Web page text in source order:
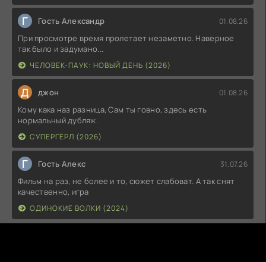
Г Гость Александр 01.08.26
При просмотре время пролетает незаметно. Наверное
так было и задумано...
ЧЕЛОВЕК-ПАУК: НОВЫЙ ДЕНЬ (2026)
Д джон 01.08.26
Кому кака наз разница, Сам ты говно, здесь есть
нормальный дубляж.
СУПЕРГЁРЛ (2026)
Г Гость Алекс 31.07.26
Фильм на раз, не более и то, сюжет слабоват. А так снят
качественно, игра
ОДИНОКИЕ ВОЛКИ (2024)